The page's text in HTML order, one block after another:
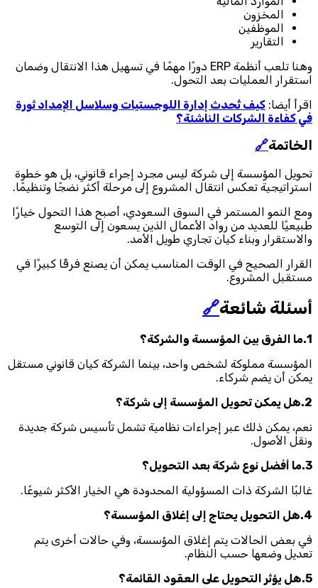
المخزون
الموظفين
التقارير
وهنا تلعب أنظمة ERP دورًا مهمًا في تسهيل هذا الانتقال وضمان
استقرار العمليات بعد التحول.
اقرأ أيضا: كيف تُحدث إدارة اللوجستيات وسلاسل الإمداد ثورة
في كفاءة الشركات الناشئة؟
الخاتمة🔗
تحويل المؤسسة إلى شركة ليس مجرد إجراء قانوني، بل هو خطوة
استراتيجية تعكس انتقال المشروع إلى مرحلة أكثر نضجًا وتنظيمًا.
ومع النمو المستمر في السوق السعودي، أصبح هذا التحول خيارًا
طبيعيًا للعديد من رواد الأعمال الذين يسعون إلى التوسع
والاستقرار وبناء كيان تجاري طويل الأمد.
القرار الصحيح في الوقت المناسب يمكن أن يصنع فرقًا كبيرًا في
مستقبل المشروع.
أسئلة شائعة🔗
1.ما الفرق بين المؤسسة والشركة؟
المؤسسة مملوكة لشخص واحد، بينما الشركة كيان قانوني مستقل
يمكن أن يضم شركاء.
2.هل يمكن تحويل المؤسسة إلى شركة؟
نعم، يمكن ذلك عبر إجراءات نظامية تشمل تأسيس شركة جديدة
ونقل الأصول.
3.ما أفضل نوع شركة بعد التحويل؟
غالبًا الشركة ذات المسؤولية المحدودة هي الخيار الأكثر شيوعًا.
4.هل التحويل يحتاج إلى إغلاق المؤسسة؟
في بعض الحالات يتم إغلاق المؤسسة، وفي حالات أخرى يتم
تعديل وضعها حسب النظام.
5.هل يؤثر التحويل على العقود القائمة؟